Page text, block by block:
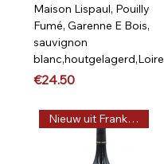
Maison Lispaul, Pouilly
Fumé, Garenne E Bois,
sauvignon
blanc,houtgelagerd,Loire
Price
€24.50
Nieuw uit Frankrijk